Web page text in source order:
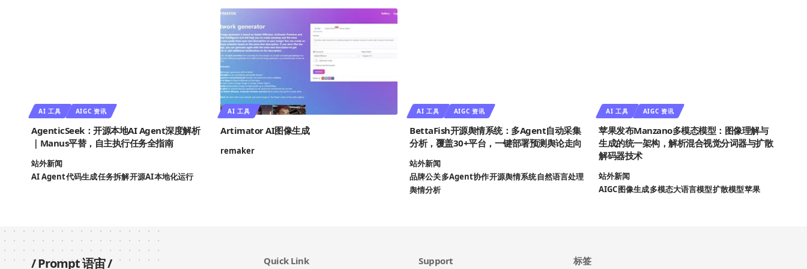
AI 工具 AIGC 资讯
AgenticSeek：开源本地AI Agent深度解析
｜Manus平替，自主执行任务全指南
站外新闻
AI Agent代码生成任务拆解开源AI本地化运行
AI 工具
Artimator AI图像生成
remaker
AI 工具 AIGC 资讯
BettaFish开源舆情系统：多Agent自动采集
分析，覆盖30+平台，一键部署预测舆论走向
站外新闻
品牌公关多Agent协作开源舆情系统自然语言处理
舆情分析
AI 工具 AIGC 资讯
苹果发布Manzano多模态模型：图像理解与
生成的统一架构，解析混合视觉分词器与扩散
解码器技术
站外新闻
AIGC图像生成多模态大语言模型扩散模型苹果
/Prompt 语宙/ Quick Link Support 标签